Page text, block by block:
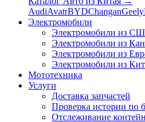
AudiAvatrBYDChanganGeely
Электромобили
Электромобили из
Электромобили из
Электромобили из
Электромобили из
Мототехника
Услуги
Доставка запчастей
Проверка истории по
Отслеживание